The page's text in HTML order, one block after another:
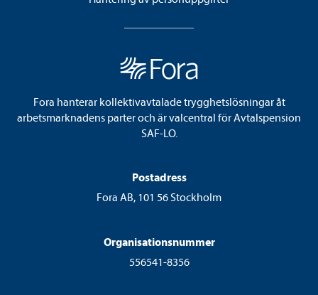
Fora hanterar kollektivavtalade trygghetslösningar åt
arbetsmarknadens parter och är valcentral för Avtalspension
SAF-LO.
Postadress
Fora AB, 101 56 Stockholm
Organisationsnummer
556541-8356